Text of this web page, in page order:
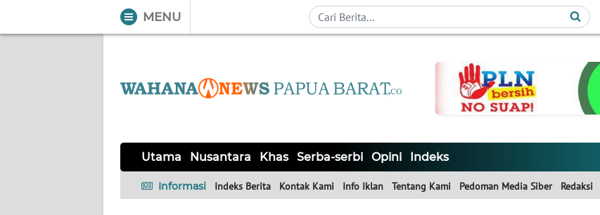
MENU
Utama Nusantara Khas Serba-serbi Opini Indeks
Informasi Indeks Berita Kontak Kami Info Iklan Tentang Kami Pedoman Media Siber Redaksi